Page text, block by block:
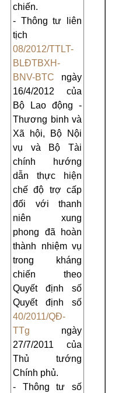
chiến.
- Thông tư liên
tịch
08/2012/TTLT-
BLĐTBXH-
BNV-BTC ngày
16/4/2012 của
Bộ Lao động -
Thương binh và
Xã hội, Bộ Nội
vụ và Bộ Tài
chính hướng
dẫn thực hiện
chế độ trợ cấp
đối với thanh
niên xung
phong đã hoàn
thành nhiệm vụ
trong kháng
chiến theo
Quyết định số
Quyết định số
40/2011/QĐ-
TTg ngày
27/7/2011 của
Thủ tướng
Chính phủ.
- Thông tư số